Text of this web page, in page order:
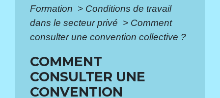
Formation > Conditions de travail
dans le secteur privé > Comment
consulter une convention collective ?
COMMENT
CONSULTER UNE
CONVENTION